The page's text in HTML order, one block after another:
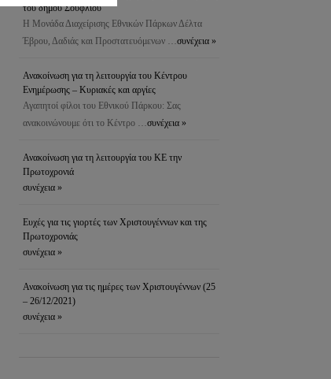
του δήμου Σουφλίου
Η Μονάδα Διαχείρισης Εθνικών Πάρκων Δέλτα
Έβρου, Δαδιάς και Προστατευόμενων …συνέχεια »
Ανακοίνωση για τη λειτουργία του Κέντρου
Ενημέρωσης – Κυριακές και αργίες
Αγαπητοί φίλοι του Εθνικού Πάρκου: Σας
ανακοινώνουμε ότι το Κέντρο …συνέχεια »
Ανακοίνωση για τη λειτουργία του ΚΕ την
Πρωτοχρονιά
συνέχεια »
Ευχές για τις γιορτές των Χριστουγέννων και της
Πρωτοχρονιάς
συνέχεια »
Ανακοίνωση για τις ημέρες των Χριστουγέννων (25
– 26/12/2021)
συνέχεια »